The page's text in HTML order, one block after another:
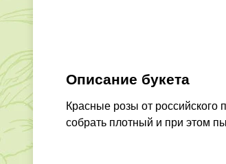
Описание букета
Красные розы от российского
собрать плотный и при этом